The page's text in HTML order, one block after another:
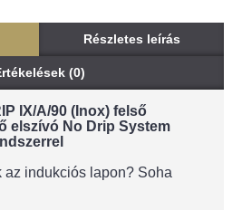
Részletes leírás
(0)
IX/A/90 (Inox) felső
elszívó No Drip System
az indukciós lapon? Soha